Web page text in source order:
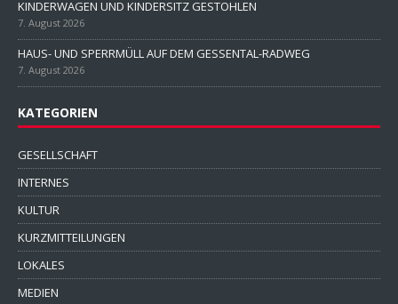
KINDERWAGEN UND KINDERSITZ GESTOHLEN
7. August 2026
HAUS- UND SPERRMÜLL AUF DEM GESSENTAL-RADWEG
7. August 2026
KATEGORIEN
GESELLSCHAFT
INTERNES
KULTUR
KURZMITTEILUNGEN
LOKALES
MEDIEN